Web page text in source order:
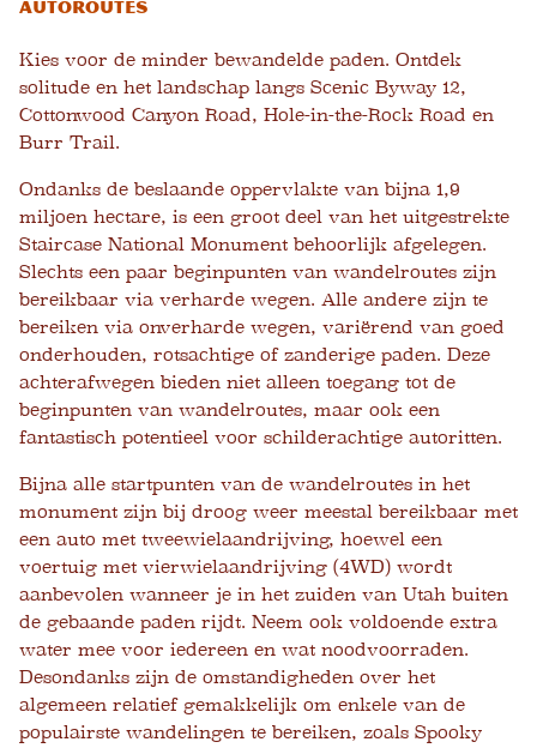
autoroutes
Kies voor de minder bewandelde paden. Ontdek
solitude en het landschap langs Scenic Byway 12,
Cottonwood Canyon Road, Hole-in-the-Rock Road en
Burr Trail.
Ondanks de beslaande oppervlakte van bijna 1,9
miljoen hectare, is een groot deel van het uitgestrekte
Staircase National Monument behoorlijk afgelegen.
Slechts een paar beginpunten van wandelroutes zijn
bereikbaar via verharde wegen. Alle andere zijn te
bereiken via onverharde wegen, variërend van goed
onderhouden, rotsachtige of zanderige paden. Deze
achterafwegen bieden niet alleen toegang tot de
beginpunten van wandelroutes, maar ook een
fantastisch potentieel voor schilderachtige autoritten.
Bijna alle startpunten van de wandelroutes in het
monument zijn bij droog weer meestal bereikbaar met
een auto met tweewielaandrijving, hoewel een
voertuig met vierwielaandrijving (4WD) wordt
aanbevolen wanneer je in het zuiden van Utah buiten
de gebaande paden rijdt. Neem ook voldoende extra
water mee voor iedereen en wat noodvoorraden.
Desondanks zijn de omstandigheden over het
algemeen relatief gemakkelijk om enkele van de
populairste wandelingen te bereiken, zoals Spooky